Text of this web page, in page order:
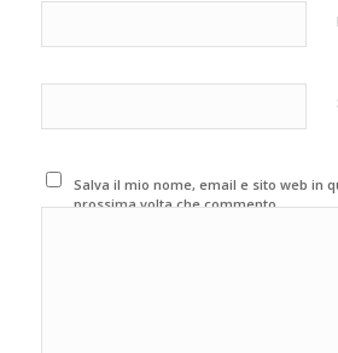
Salva il mio nome, email e sito web in
prossima volta che commento.